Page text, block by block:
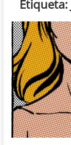
Etiqueta: